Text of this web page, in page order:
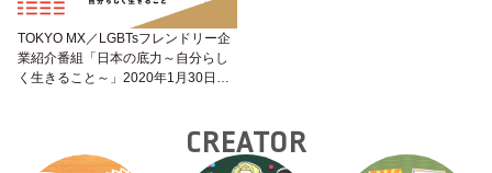
TOKYO MX／LGBTsフレンドリー企
業紹介番組「日本の底力～自分らし
く生きること～」2020年1月30日
CREATOR